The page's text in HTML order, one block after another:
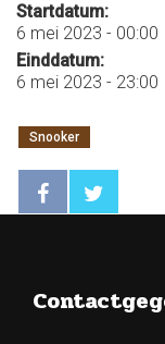
Startdatum:
6 mei 2023 - 00:00
Einddatum:
6 mei 2023 - 23:00
Snooker